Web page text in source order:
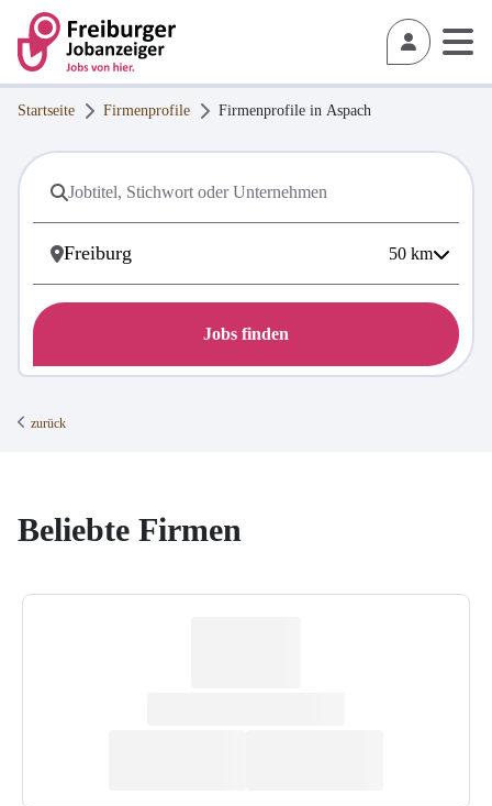
Startseite Firmenprofile Firmenprofile in Aspach
50 km
Jobs finden
zurück
Beliebte Firmen